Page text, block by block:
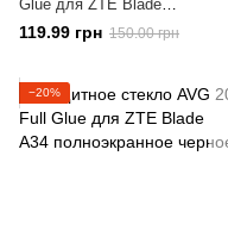
Glue для ZTE Blade
A34 полноэкранное черное
119.99 грн 150.00 грн
−20%